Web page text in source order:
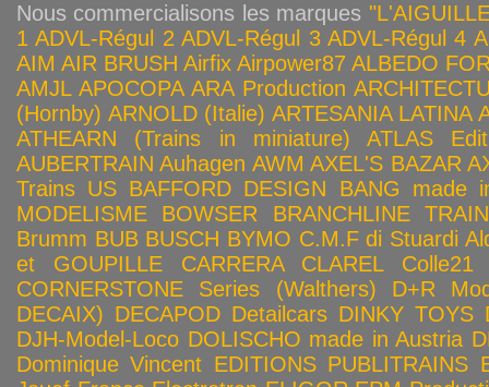
Nous commercialisons les marques
1 ADVL-Régul 2 ADVL-Régul 3 ADVL-Régul 4
AIM AIR BRUSH Airfix Airpower87 ALBEDO
AMJL APOCOPA ARA Production
(Hornby) ARNOLD (Italie) ARTESANIA LATINA
ATHEARN (Trains in miniature)
ATLAS
AUBERTRAIN Auhagen AWM AXEL'S BAZAR
Trains US BAFFORD DESIGN
BANG made
MODELISME
BOWSER
BRANCHLINE
Brumm BUB BUSCH BYMO C.M.F di Stuardi
et GOUPILLE
CARRERA CLAREL
Colle21
CORNERSTONE Series (Walthers)
D+R
DECAIX) DECAPOD Detailcars DINKY TOYS
DJH-Model-Loco DOLISCHO made in Austria
Dominique Vincent EDITIONS PUBLITRAINS